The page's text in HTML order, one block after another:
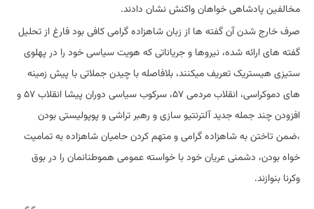
مخالفین پادشاهی خواهان واکنش نشان دادند.
صرف خارج شدن آن گفته ها از زبان شاهزاده گرامی کافی بود فارغ از تحلیل
گفته های ارائه شده، نیروها و جریاناتی که هویت سیاسی خود را در پهلوی
ستیزی هیستریک تعریف میکنند، بلافاصله با چیدن جملاتی با پیش زمینه
های دموکراسی، انقلاب مردمی ۵۷، سرکوب سیاسی دوران پیشا انقلاب ۵۷ و
افزودن چند جمله جدید آلترنتیو سازی و رهبر تراشی و پوپولیستی بودن
،ضمن تاختن به شاهزاده گرامی و متهم کردن حامیان شاهزاده به تمامیت
خواه بودن، دشمنی عریان خود با خواسته عمومی هموطنانمان را در بوق
وکرنا بنوازند.